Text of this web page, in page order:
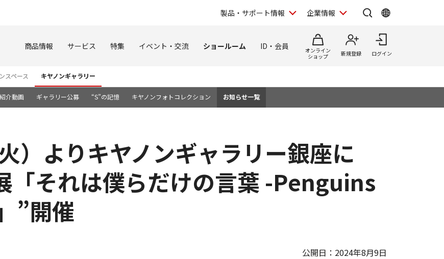
製品・サポート情報 企業情報
商品情報 サービス 特集 イベント・交流 ショールーム ID・会員
オンライン
ショップ
新規登録 ログイン
スペース キヤノンギャラリー
介動画 ギャラリー公募 “S”の記憶 キヤノンフォトコレクション お知らせ一覧
）よりキヤノンギャラリー銀座に
「それは僕らだけの言葉 -Penguins
”開催
公開日：2024年8月9日